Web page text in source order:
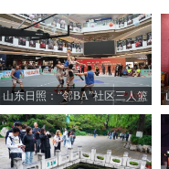
山东日照：“邻BA”社区三人篮
球赛火热开打